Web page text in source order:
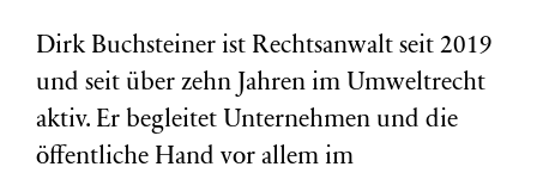
Dirk Buchsteiner ist Rechtsanwalt seit 2019
und seit über zehn Jahren im Umweltrecht
aktiv. Er begleitet Unternehmen und die
öffentliche Hand vor allem im